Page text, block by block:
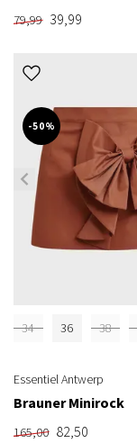
79,99 39,99
-50%
34 36 38
Essentiel Antwerp
Brauner Minirock
165,00 82,50